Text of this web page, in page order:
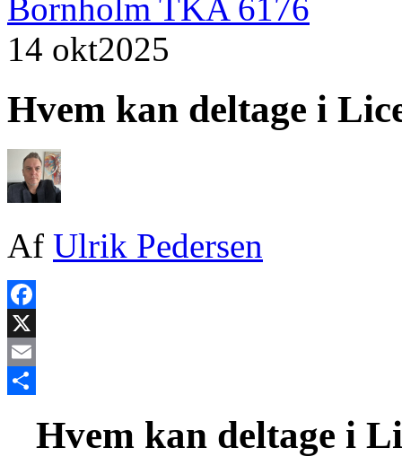
14 okt2025
Hvem kan deltage i
Af Ulrik Pedersen
Facebook
X
Email
Hvem kan deltage i